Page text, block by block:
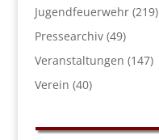
Jugendfeuerwehr(219)
Pressearchiv(49)
Veranstaltungen (147)
Verein (40)